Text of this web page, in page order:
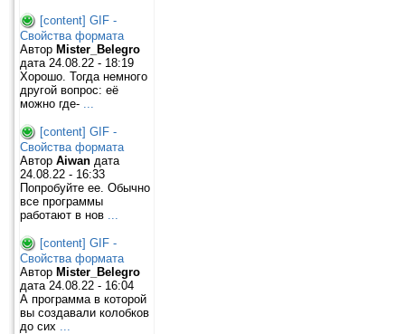
[content] GIF -
Свойства формата
Автор Mister_Belegro
дата 24.08.22 - 18:19
Хорошо. Тогда немного
другой вопрос: её
можно где-
[content] GIF -
Свойства формата
Автор Aiwan дата
24.08.22 - 16:33
Попробуйте ее. Обычно
все программы
работают в нов
[content] GIF -
Свойства формата
Автор Mister_Belegro
дата 24.08.22 - 16:04
А программа в которой
вы создавали колобков
до сих